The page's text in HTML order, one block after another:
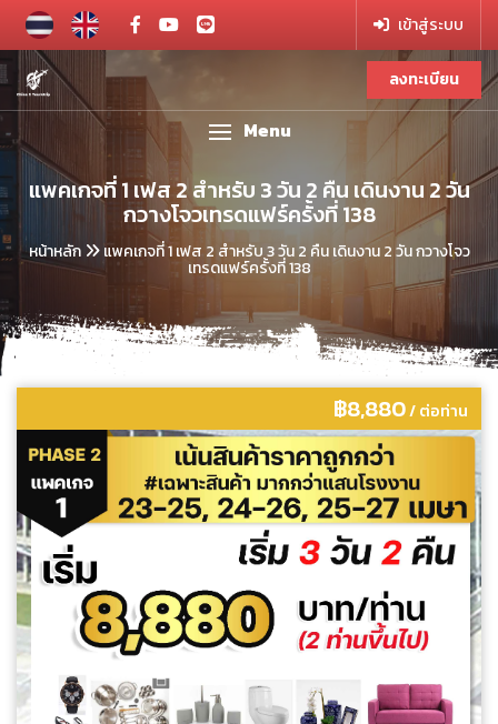
เข้าสู่ระบบ
ลงทะเบียน
Menu
แพคเกจที่ 1 เฟส 2 สำหรับ 3 วัน 2 คืน เดินงาน 2 วัน
กวางโจวเทรดแฟร์ครั้งที่ 138
หน้าหลัก แพคเกจที่ 1 เฟส 2 สำหรับ 3 วัน 2 คืน เดินงาน 2 วัน กวางโจว
เทรดแฟร์ครั้งที่ 138
฿8,880/ ต่อท่าน